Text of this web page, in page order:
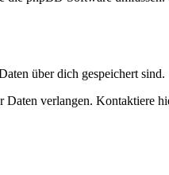
über dich gespeichert sind.
verlangen. Kontaktiere